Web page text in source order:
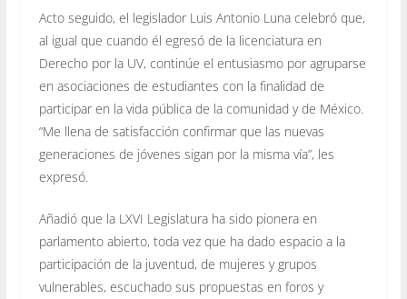
Acto seguido, el legislador Luis Antonio Luna celebró que,
al igual que cuando él egresó de la licenciatura en
Derecho por la UV, continúe el entusiasmo por agruparse
en asociaciones de estudiantes con la finalidad de
participar en la vida pública de la comunidad y de México.
“Me llena de satisfacción confirmar que las nuevas
generaciones de jóvenes sigan por la misma vía”, les
expresó.
Añadió que la LXVI Legislatura ha sido pionera en
parlamento abierto, toda vez que ha dado espacio a la
participación de la juventud, de mujeres y grupos
vulnerables, escuchado sus propuestas en foros y